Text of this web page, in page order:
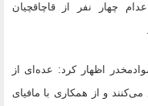
چهار نفر از قاچاقچیان
اظهار کرد: عده‌ای از
و از همکاری با مافیای